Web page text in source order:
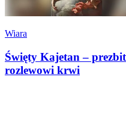
Wiara
Święty Kajetan –
rozlewowi krwi